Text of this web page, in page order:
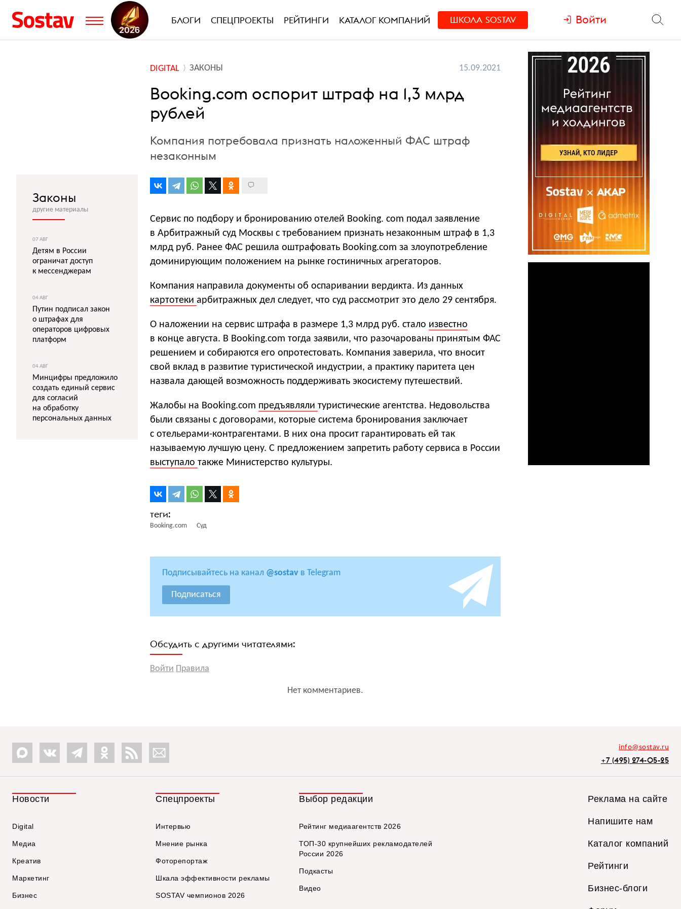
БЛОГИ СПЕЦПРОЕКТЫ РЕЙТИНГИ КАТАЛОГ КОМПАНИЙ ШКОЛА SOSTAV Войти
DIGITAL ЗАКОНЫ 15.09.2021
Booking.com оспорит штраф на 1,3 млрд
рублей
Компания потребовала признать наложенный ФАС штраф
незаконным
Сервис по подбору и бронированию отелей Booking. com подал заявление
в Арбитражный суд Москвы с требованием признать незаконным штраф в 1,3
млрд руб. Ранее ФАС решила оштрафовать Booking.com за злоупотребление
доминирующим положением на рынке гостиничных агрегаторов.
Компания направила документы об оспаривании вердикта. Из данных
картотеки арбитражных дел следует, что суд рассмотрит это дело 29 сентября.
О наложении на сервис штрафа в размере 1,3 млрд руб. стало известно
в конце августа. В Booking.com тогда заявили, что разочарованы принятым ФАС
решением и собираются его опротестовать. Компания заверила, что вносит
свой вклад в развитие туристической индустрии, а практику паритета цен
назвала дающей возможность поддерживать экосистему путешествий.
Жалобы на Booking.сom предъявляли туристические агентства. Недовольства
были связаны с договорами, которые система бронирования заключает
с отельерами-контрагентами. В них она просит гарантировать ей так
называемую лучшую цену. С предложением запретить работу сервиса в России
выступало также Министерство культуры.
Booking.com Суд
Подписывайтесь на канал @sostav в Telegram
Подписаться
Обсудить с другими читателями:
Войти Правила
Нет комментариев.
Законы
другие материалы
07 АВГ
Детям в России
ограничат доступ
к мессенджерам
04 АВГ
Путин подписал закон
о штрафах для
операторов цифровых
платформ
04 АВГ
Минцифры предложило
создать единый сервис
для согласий
на обработку
персональных данных
info@sostav.ru
+7 (495) 274-05-25
Новости
Digital
Медиа
Креатив
Маркетинг
Бизнес
Спецпроекты
Интервью
Мнение рынка
Фоторепортаж
Шкала эффективности рекламы
SOSTAV чемпионов 2026
Выбор редакции
Рейтинг медиаагентств 2026
ТОП-30 крупнейших рекламодателей
России 2026
Подкасты
Видео
Реклама на сайте
Напишите нам
Каталог компаний
Рейтинги
Бизнес-блоги